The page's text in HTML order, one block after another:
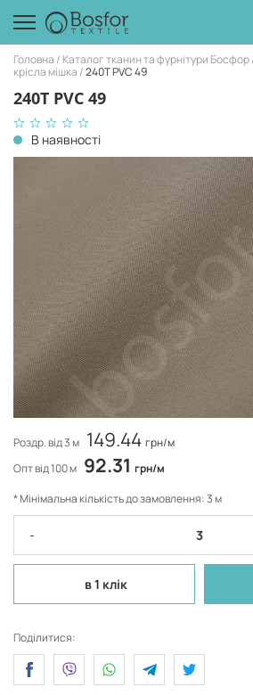
Головна Каталог тканин та фурнітури Босфор
крісла мішка 240Т PVC 49
240Т PVC 49
В наявності
Роздр. від 3 м 149.44 грн/м
Опт від 100 м 92.31 грн/м
* Мінімальна кількість до замовлення: 3 м
-
в 1 клік
Поділитися: